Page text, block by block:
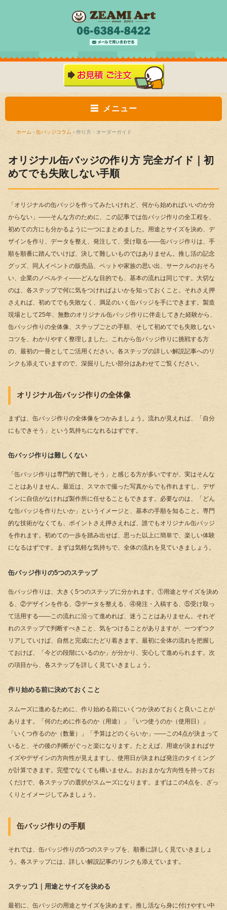
メニュー
ホーム › 缶バッジコラム › 作り方・オーダーガイド
オリジナル缶バッジの作り方 完全ガイド｜初
めてでも失敗しない手順
「オリジナルの缶バッジを作ってみたいけれど、何から始めればいいのか分
からない」――そんな方のために、この記事では缶バッジ作りの全工程を、
初めての方にも分かるように一つにまとめました。用途とサイズを決め、デ
ザインを作り、データを整え、発注して、受け取る――缶バッジ作りは、手
順を順番に踏んでいけば、決して難しいものではありません。推し活の記念
グッズ、同人イベントの販売品、ペットや家族の思い出、サークルのおそろ
い、企業のノベルティ――どんな目的でも、基本の流れは同じです。大切な
のは、各ステップで何に気をつければよいかを知っておくこと。それさえ押
さえれば、初めてでも失敗なく、満足のいく缶バッジを手にできます。製造
現場として25年、無数のオリジナル缶バッジ作りに伴走してきた経験から、
缶バッジ作りの全体像、ステップごとの手順、そして初めてでも失敗しない
コツを、わかりやすく整理しました。これから缶バッジ作りに挑戦する方
の、最初の一冊としてご活用ください。各ステップの詳しい解説記事へのリ
ンクも添えていますので、深掘りしたい部分はあわせてご覧ください。
オリジナル缶バッジ作りの全体像
まずは、缶バッジ作りの全体像をつかみましょう。流れが見えれば、「自分
にもできそう」という気持ちになれるはずです。
缶バッジ作りは難しくない
「缶バッジ作りは専門的で難しそう」と感じる方が多いですが、実はそんな
ことはありません。最近は、スマホで撮った写真からでも作れますし、デザ
インに自信がなければ製作所に任せることもできます。必要なのは、「どん
な缶バッジを作りたいか」というイメージと、基本の手順を知ること。専門
的な技術がなくても、ポイントさえ押さえれば、誰でもオリジナル缶バッジ
を作れます。初めての一歩を踏み出せば、思った以上に簡単で、楽しい体験
になるはずです。まずは気軽な気持ちで、全体の流れを見ていきましょう。
缶バッジ作りの5つのステップ
缶バッジ作りは、大きく5つのステップに分かれます。①用途とサイズを決め
る、②デザインを作る、③データを整える、④発注・入稿する、⑤受け取っ
て活用する――この流れに沿って進めれば、迷うことはありません。それぞ
れのステップで判断すべきこと、気をつけることがありますが、一つずつク
リアしていけば、自然と完成にたどり着きます。最初に全体の流れを把握し
ておけば、「今どの段階にいるのか」が分かり、安心して進められます。次
の項目から、各ステップを詳しく見ていきましょう。
作り始める前に決めておくこと
スムーズに進めるために、作り始める前にいくつか決めておくと良いことが
あります。「何のために作るのか（用途）」「いつ使うのか（使用日）」
「いくつ作るのか（数量）」「予算はどのくらいか」――この4点が決まって
いると、その後の判断がぐっと楽になります。たとえば、用途が決まればサ
イズやデザインの方向性が見えますし、使用日が決まれば発注のタイミング
が計算できます。完璧でなくても構いません。おおまかな方向性を持ってお
くだけで、各ステップの選択がスムーズになります。まずはこの4点を、ざっ
くりとイメージしてみましょう。
缶バッジ作りの手順
それでは、缶バッジ作りの5つのステップを、順番に詳しく見ていきましょ
う。各ステップには、詳しい解説記事のリンクも添えています。
ステップ1｜用途とサイズを決める
最初に、缶バッジの用途とサイズを決めます。推し活なら身に付けやすい中